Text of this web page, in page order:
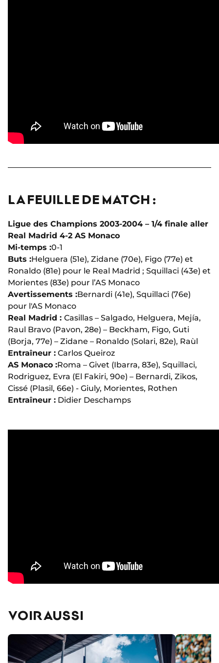
LA FEUILLE DE MATCH :
Ligue des Champions 2003-2004 – 1/4 finale aller
Real Madrid 4-2 AS Monaco
Mi-temps :0-1
Buts :Helguera (51e), Zidane (70e), Figo (77e) et
Ronaldo (81e) pour le Real Madrid ; Squillaci (43e) et
Morientes (83e) pour l’AS Monaco
Avertissements :Bernardi (41e), Squillaci (76e)
pour l'AS Monaco
Real Madrid : Casillas – Salgado, Helguera, Mejía,
Raul Bravo (Pavon, 28e) – Beckham, Figo, Guti
(Borja, 77e) – Zidane – Ronaldo (Solari, 82e), Raùl
Entraîneur : Carlos Queiroz
AS Monaco :Roma – Givet (Ibarra, 83e), Squillaci,
Rodriguez, Evra (El Fakiri, 90e) – Bernardi, Zikos,
Cissé (Plasil, 66e) - Giuly, Morientes, Rothen
Entraîneur : Didier Deschamps
VOIR AUSSI